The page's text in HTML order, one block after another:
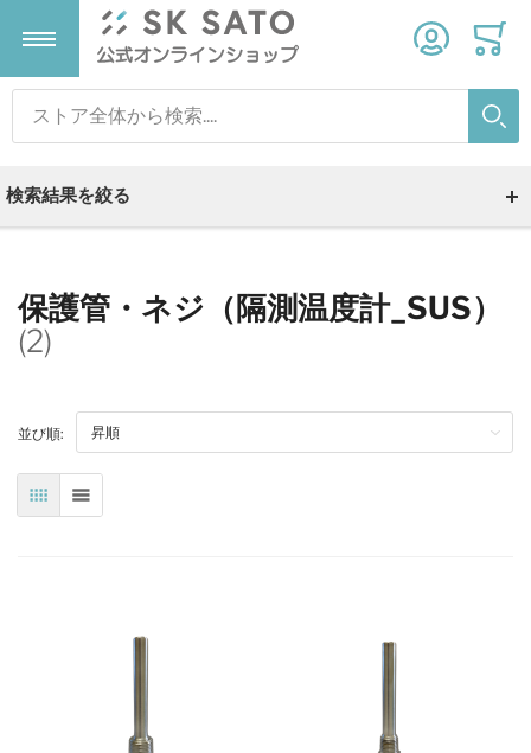
検索
検索
温度計
すべての商品
アナログ温度計
バイメタル式温度計（在庫規格品）
温湿度計
すべての商品
アスマン式通風乾湿計
気象計器
すべての商品
タイマー
すべての商品
保護管・ネジ（隔測温度計_SUS）
(2)
並び順:
表 リスト
検索結果を絞る